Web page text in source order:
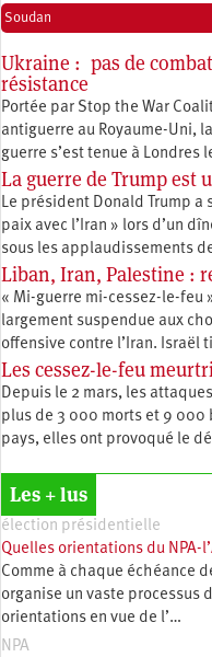
Soudan
Ukraine : pas de
résistance
Portée par Stop the War
antiguerre au Royaume-Uni,
guerre s’est tenue à Londres
La guerre de Trump est
Le président Donald Trump a
paix avec l’Iran » lors d’un
sous les applaudissements
Liban, Iran, Palestine :
« Mi-guerre mi-cessez-le-feu
largement suspendue aux
offensive contre l’Iran. Israël
Les cessez-le-feu
Depuis le 2 mars, les
plus de 3 000 morts et 9 000
pays, elles ont provoqué le
Les + lus
élection présidentielle
Quelles orientations du
Comme à chaque échéance
organise un vaste processus
orientations en vue de l’…
NPA